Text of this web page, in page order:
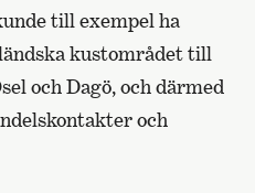
till exempel ha
kustområdet till
och Dagö, och därmed
och